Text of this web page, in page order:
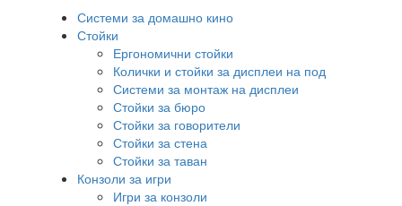
Системи за домашно кино
Стойки
Ергономични стойки
Колички и стойки за дисплеи на под
Системи за монтаж на дисплеи
Стойки за бюро
Стойки за говорители
Стойки за стена
Стойки за таван
Конзоли за игри
Игри за конзоли